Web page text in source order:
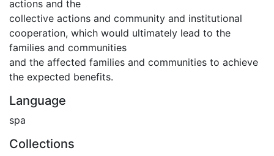
actions and the
collective actions and community and institutional
cooperation, which would ultimately lead to the
families and communities
and the affected families and communities to achieve
the expected benefits.
Language
spa
Collections